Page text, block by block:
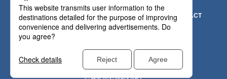
NEWSABOUTSERVICES COMPANYRECRUITMENTCONTACT
プライバシーポリシー